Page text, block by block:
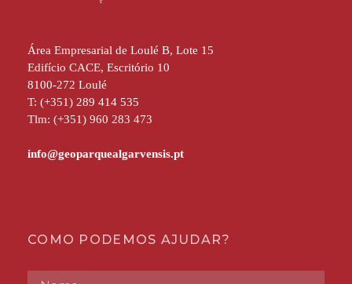
Área Empresarial de Loulé B, Lote 15
Edifício CACE, Escritório 10
8100-272 Loulé
T: (+351) 289 414 535
Tlm: (+351) 960 283 473
COMO PODEMOS AJUDAR?